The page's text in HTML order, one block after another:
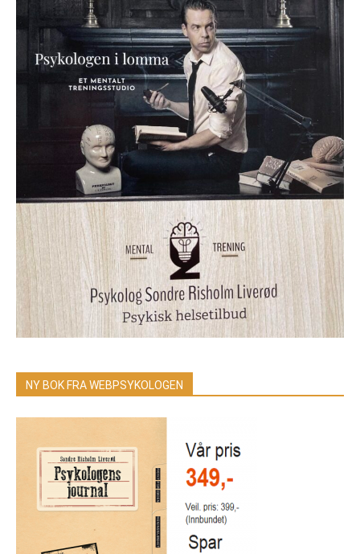
NY BOK FRA WEBPSYKOLOGEN